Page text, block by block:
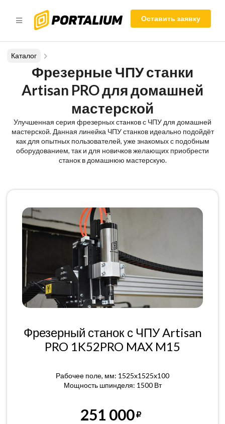
Оставить заявку
Каталог
Фрезерные ЧПУ станки
Artisan PRO для домашней
мастерской
Улучшенная серия фрезерных станков с ЧПУ для домашней
мастерской. Данная линейка ЧПУ станков идеально подойдёт
как для опытных пользователей, уже знакомых с подобным
оборудованием, так и для новичков желающих приобрести
станок в домашнюю мастерскую.
Фрезерный станок с ЧПУ Artisan
PRO 1K52PRO MAX M15
Рабочее поле, мм: 1525x1525x100
Мощность шпинделя: 1500 Вт
251 000